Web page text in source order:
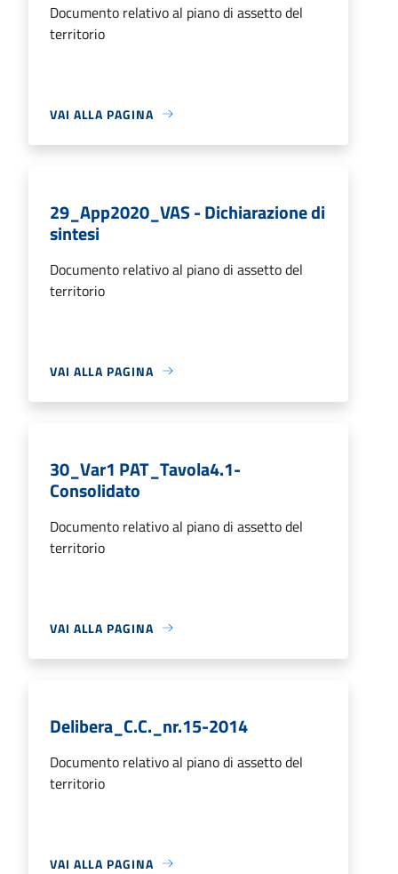
Documento relativo al piano di assetto del
territorio
VAI ALLA PAGINA
29_App2020_VAS - Dichiarazione di
sintesi
Documento relativo al piano di assetto del
territorio
VAI ALLA PAGINA
30_Var1 PAT_Tavola4.1-
Consolidato
Documento relativo al piano di assetto del
territorio
VAI ALLA PAGINA
Delibera_C.C._nr.15-2014
Documento relativo al piano di assetto del
territorio
VAI ALLA PAGINA